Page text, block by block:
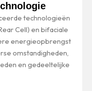
technologieën
Cell) en bifaciale
energieopbrengst
omstandigheden,
en gedeeltelijke